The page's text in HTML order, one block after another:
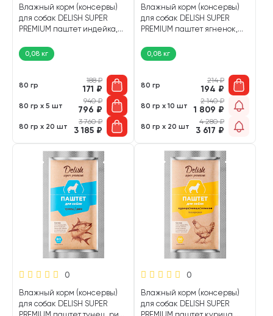
Влажный корм (консервы)
для собак DELISH SUPER
PREMIUM паштет индейка,
0,08 кг
80 гр
188₽
171 ₽
80 гр х 5 шт
940₽
796 ₽
80 гр х 20 шт
3 760₽
3 185 ₽
Влажный корм (консервы)
для собак DELISH SUPER
PREMIUM паштет ягненок,
0,08 кг
80 гр
214₽
194 ₽
80 гр х 10 шт
2 140₽
1 809 ₽
80 гр х 20 шт
4 280₽
3 617 ₽
0
Влажный корм (консервы)
для собак DELISH SUPER
0
Влажный корм (консервы)
для собак DELISH SUPER